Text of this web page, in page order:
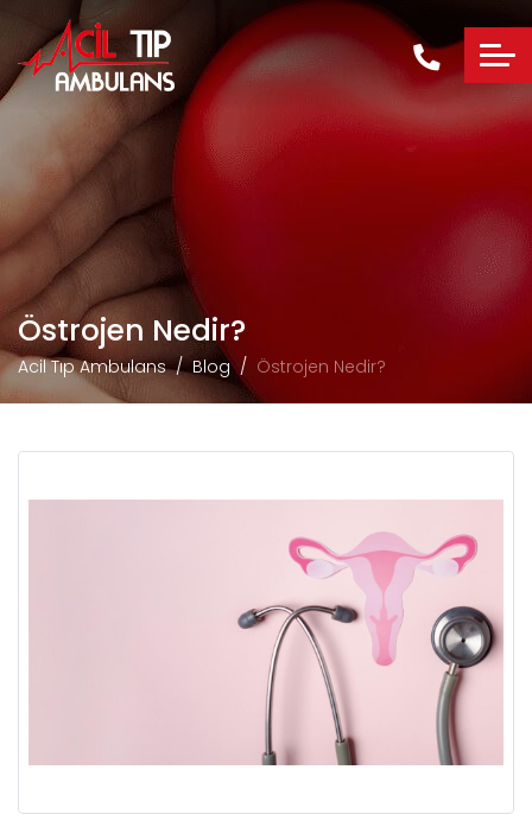
Östrojen Nedir?
Acil Tıp Ambulans Blog Östrojen Nedir?